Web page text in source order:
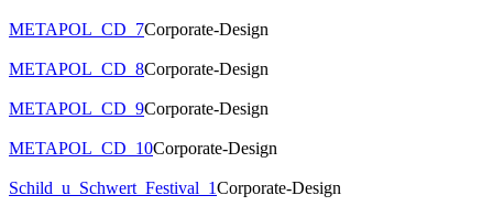
METAPOL_CD_7Corporate-Design
METAPOL_CD_8Corporate-Design
METAPOL_CD_9Corporate-Design
METAPOL_CD_10Corporate-Design
Schild_u_Schwert_Festival_1Corporate-Design